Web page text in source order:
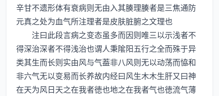
辛甘不遗形体有衰病则无由入其腠理腠者是三焦通防
元真之处为血气所注理者是皮肤脏腑之文理也
注曰此段言病之变态虽多而因则唯三以示浅者不
得深治深者不得浅治也谓人秉隂阳五行之全而殊于异
类其生而长则实由风与气葢非八风则无以动荡而恊和
非六气无以变易而长养故内经曰风生木木生肝又曰神
在天为风日天之在我者徳也地之在我者气也徳流气薄